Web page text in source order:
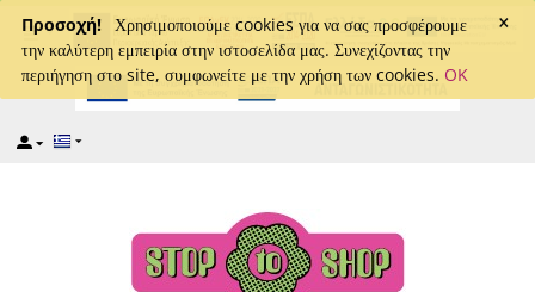
×
Προσοχή! Χρησιμοποιούμε cookies για να σας προσφέρουμε
την καλύτερη εμπειρία στην ιστοσελίδα μας. Συνεχίζοντας την
περιήγηση στο site, συμφωνείτε με την χρήση των cookies. OK
captcha